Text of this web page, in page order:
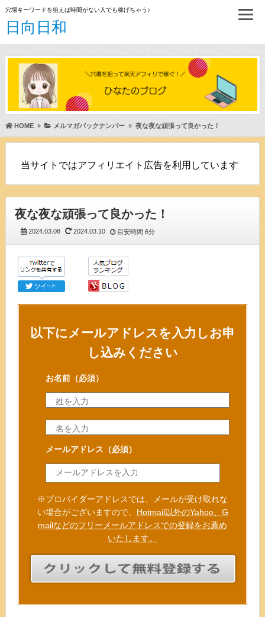
穴場キーワードを狙えば時間がない人でも稼げちゃう♪
日向日和
HOME» メルマガバックナンバー» 夜な夜な頑張って良かった！
当サイトではアフィリエイト広告を利用しています
夜な夜な頑張って良かった！
2024.03.08 2024.03.10 目安時間 6分
以下にメールアドレスを入力しお申
し込みください
お名前（必須）
メールアドレス （必須）
※プロバイダーアドレスでは、メールが受け取れな
い場合がございますので、 Hotmail以外のYahoo、G
mailなどのフリーメールアドレスでの登録をお薦め
いたします。